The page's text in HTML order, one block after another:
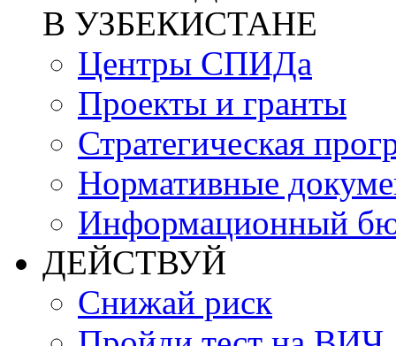
В УЗБЕКИСТАНЕ
Центры СПИДа
Проекты и гранты
Стратегическая
Нормативные
Информационный
ДЕЙСТВУЙ
Снижай риск